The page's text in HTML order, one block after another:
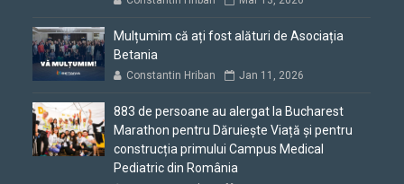
Mulțumim că ați fost alături de Asociația
Betania
Constantin Hriban Jan 11, 2026
883 de persoane au alergat la Bucharest
Marathon pentru Dăruiește Viață și pentru
construcția primului Campus Medical
Pediatric din România